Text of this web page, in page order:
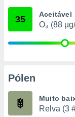
através
estudos
35 Aceitável
O₃ (88
Pólen
Muito
Relva (3